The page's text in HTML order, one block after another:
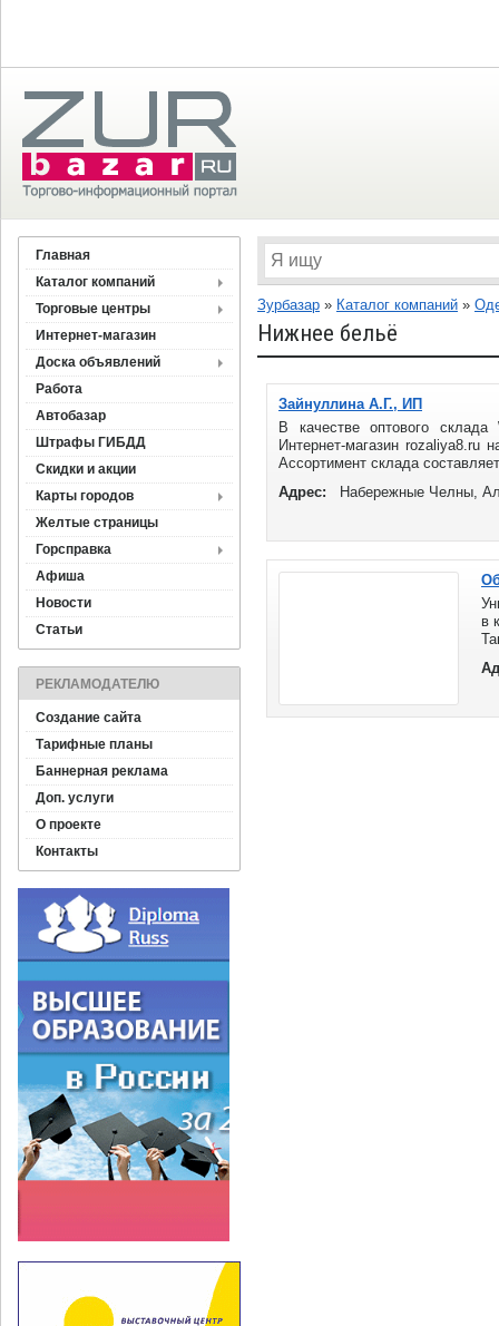
Главная
Каталог компаний
Торговые центры
Интернет-магазин
Доска объявлений
Работа
Автобазар
Штрафы ГИБДД
Скидки и акции
Карты городов
Желтые страницы
Горсправка
Афиша
Новости
Статьи
РЕКЛАМОДАТЕЛЮ
Создание сайта
Тарифные планы
Баннерная реклама
Доп. услуги
О проекте
Контакты
Зурбазар » Каталог компаний »
Нижнее бельё
Зайнуллина А.Г., ИП
В качестве оптового
Интернет-магазин rozaliya8.ru
Ассортимент склада
Адрес:
Набережные Челны,
в